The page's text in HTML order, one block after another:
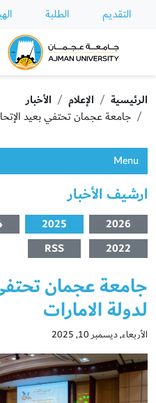
التقديم الطلبة
Ajman University
الرئيسية الإعلام
الأخبار
جامعة عجمان تحتفي بعيد الإتحاد الـ 54 لدولة
Menu
ارشيف الأخبار
2026
2025
2022
RSS
لدولة الامارات
الأربعاء, ديسمبر 10, 2025